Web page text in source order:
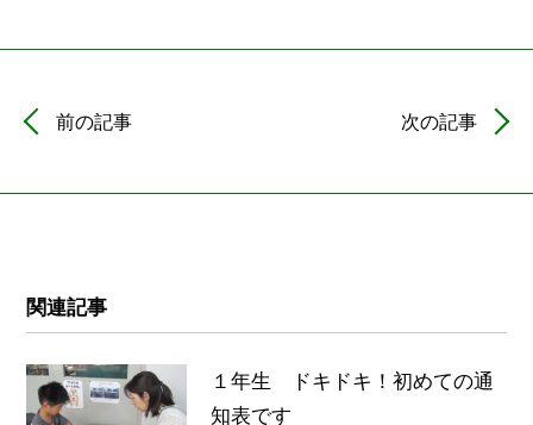
前の記事 次の記事
関連記事
１年生 ドキドキ！初めての通
知表です